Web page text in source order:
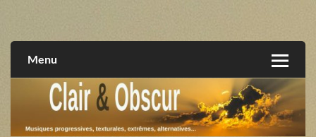
extrêmes, alternatives, texturales
Menu